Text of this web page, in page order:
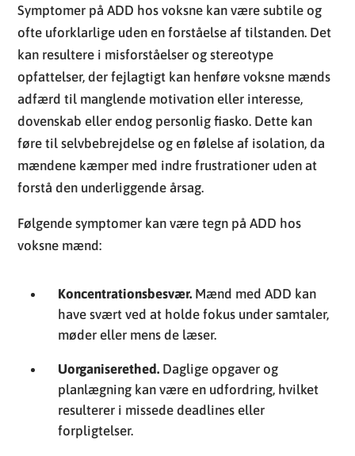
Symptomer på ADD hos voksne kan være subtile og
ofte uforklarlige uden en forståelse af tilstanden. Det
kan resultere i misforståelser og stereotype
opfattelser, der fejlagtigt kan henføre voksne mænds
adfærd til manglende motivation eller interesse,
dovenskab eller endog personlig fiasko. Dette kan
føre til selvbebrejdelse og en følelse af isolation, da
mændene kæmper med indre frustrationer uden at
forstå den underliggende årsag.
Følgende symptomer kan være tegn på ADD hos
voksne mænd:
Koncentrationsbesvær. Mænd med ADD kan
have svært ved at holde fokus under samtaler,
møder eller mens de læser.
Uorganiserethed. Daglige opgaver og
planlægning kan være en udfordring, hvilket
resulterer i missede deadlines eller
forpligtelser.